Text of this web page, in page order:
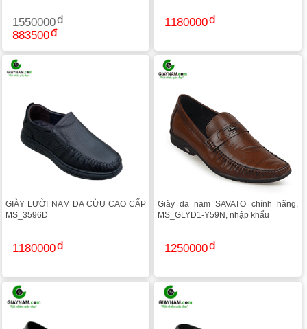
1550000
883500
1180000
GIÀY LƯỜI NAM DA CỪU CAO CẤP
MS_3596D
1180000
Giày da nam SAVATO chính hãng,
MS_GLYD1-Y59N, nhập khẩu
1250000